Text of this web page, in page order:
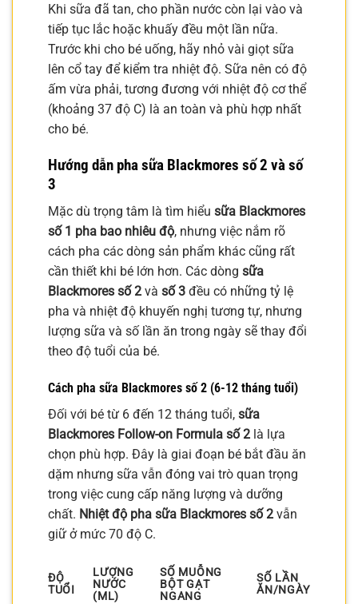
Khi sữa đã tan, cho phần nước còn lại vào và
tiếp tục lắc hoặc khuấy đều một lần nữa.
Trước khi cho bé uống, hãy nhỏ vài giọt sữa
lên cổ tay để kiểm tra nhiệt độ. Sữa nên có độ
ấm vừa phải, tương đương với nhiệt độ cơ thể
(khoảng 37 độ C) là an toàn và phù hợp nhất
cho bé.
Hướng dẫn pha sữa Blackmores số 2 và số
3
Mặc dù trọng tâm là tìm hiểu sữa Blackmores
số 1 pha bao nhiêu độ, nhưng việc nắm rõ
cách pha các dòng sản phẩm khác cũng rất
cần thiết khi bé lớn hơn. Các dòng sữa
Blackmores số 2 và số 3 đều có những tỷ lệ
pha và nhiệt độ khuyến nghị tương tự, nhưng
lượng sữa và số lần ăn trong ngày sẽ thay đổi
theo độ tuổi của bé.
Cách pha sữa Blackmores số 2 (6-12 tháng tuổi)
Đối với bé từ 6 đến 12 tháng tuổi, sữa
Blackmores Follow-on Formula số 2 là lựa
chọn phù hợp. Đây là giai đoạn bé bắt đầu ăn
dặm nhưng sữa vẫn đóng vai trò quan trọng
trong việc cung cấp năng lượng và dưỡng
chất. Nhiệt độ pha sữa Blackmores số 2 vẫn
giữ ở mức 70 độ C.
ĐỘ
TUỔI
LƯỢNG
NƯỚC
(ML)
SỐ MUỖNG
BỘT GẠT
NGANG
SỐ LẦN
ĂN/NGÀY